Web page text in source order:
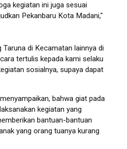
kegiatan ini juga sesuai
Pekanbaru Kota Madani,"
di Kecamatan lainnya di
tertulis kepada kami selaku
sosialnya, supaya dapat
bahwa giat pada
kegiatan yang
bantuan-bantuan
yang orang tuanya kurang